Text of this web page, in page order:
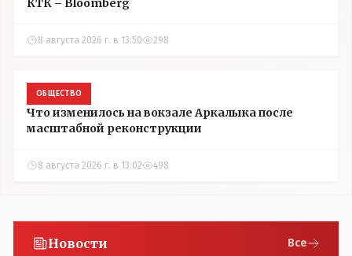
КТК – Bloomberg
8 августа 2026 г. в 13:50 298
ОБЩЕСТВО
Что изменилось на вокзале Аркалыка после
масштабной реконструкции
8 августа 2026 г. в 13:02 498
Новости Все